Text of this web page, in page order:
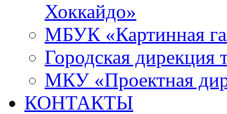
Хоккайдо»
МБУК «Картинная
Городская дирекция
МКУ «Проектная
КОНТАКТЫ